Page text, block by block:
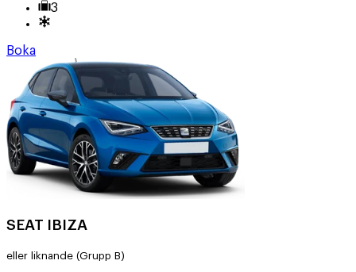
3
Boka
SEAT IBIZA
eller liknande (Grupp B)